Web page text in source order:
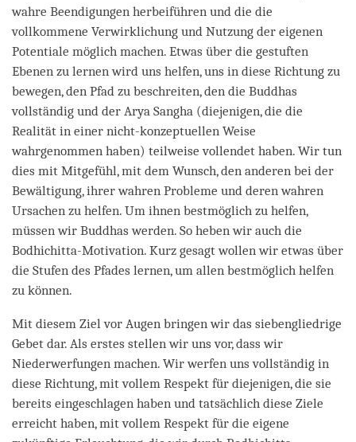
wahre Beendigungen herbeiführen und die die
vollkommene Verwirklichung und Nutzung der eigenen
Potentiale möglich machen. Etwas über die gestuften
Ebenen zu lernen wird uns helfen, uns in diese Richtung zu
bewegen, den Pfad zu beschreiten, den die Buddhas
vollständig und der Arya Sangha (diejenigen, die die
Realität in einer nicht-konzeptuellen Weise
wahrgenommen haben) teilweise vollendet haben. Wir tun
dies mit Mitgefühl, mit dem Wunsch, den anderen bei der
Bewältigung, ihrer wahren Probleme und deren wahren
Ursachen zu helfen. Um ihnen bestmöglich zu helfen,
müssen wir Buddhas werden. So heben wir auch die
Bodhichitta-Motivation. Kurz gesagt wollen wir etwas über
die Stufen des Pfades lernen, um allen bestmöglich helfen
zu können.
Mit diesem Ziel vor Augen bringen wir das siebengliedrige
Gebet dar. Als erstes stellen wir uns vor, dass wir
Niederwerfungen machen. Wir werfen uns vollständig in
diese Richtung, mit vollem Respekt für diejenigen, die sie
bereits eingeschlagen haben und tatsächlich diese Ziele
erreicht haben, mit vollem Respekt für die eigene